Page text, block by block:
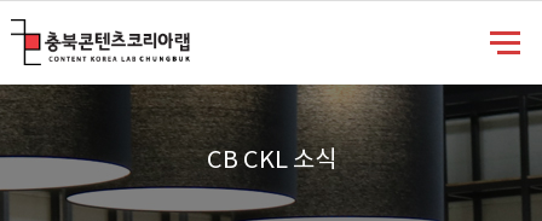
CB CKL 소식